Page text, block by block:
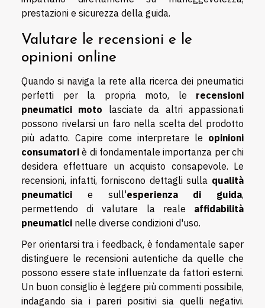
prestazioni e sicurezza della guida.
Valutare le recensioni e le
opinioni online
Quando si naviga la rete alla ricerca dei pneumatici
perfetti per la propria moto, le recensioni
pneumatici moto lasciate da altri appassionati
possono rivelarsi un faro nella scelta del prodotto
più adatto. Capire come interpretare le opinioni
consumatori è di fondamentale importanza per chi
desidera effettuare un acquisto consapevole. Le
recensioni, infatti, forniscono dettagli sulla qualità
pneumatici e sull'esperienza di guida,
permettendo di valutare la reale affidabilità
pneumatici nelle diverse condizioni d'uso.
Per orientarsi tra i feedback, è fondamentale saper
distinguere le recensioni autentiche da quelle che
possono essere state influenzate da fattori esterni.
Un buon consiglio è leggere più commenti possibile,
indagando sia i pareri positivi sia quelli negativi.